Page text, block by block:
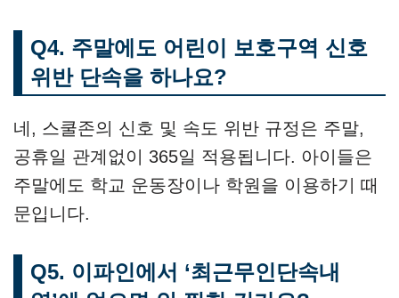
Q4. 주말에도 어린이 보호구역 신호
위반 단속을 하나요?
네, 스쿨존의 신호 및 속도 위반 규정은 주말,
공휴일 관계없이 365일 적용됩니다. 아이들은
주말에도 학교 운동장이나 학원을 이용하기 때
문입니다.
Q5. 이파인에서 ‘최근무인단속내